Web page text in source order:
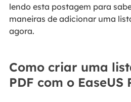
lendo esta postagem para
maneiras de adicionar uma
agora.
Como criar uma
PDF com o EaseUS